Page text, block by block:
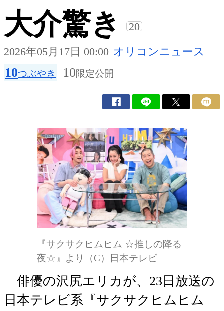
大介驚き
20
2026年05月17日 00:00 オリコンニュース
10つぶやき 10限定公開
『サクサクヒムヒム ☆推しの降る
夜☆』より（C）日本テレビ
俳優の沢尻エリカが、23日放送の
日本テレビ系『サクサクヒムヒム